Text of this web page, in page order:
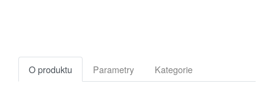
O produktu Parametry Kategorie